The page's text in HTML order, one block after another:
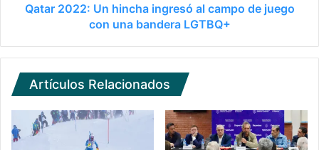
Qatar 2022: Un hincha ingresó al campo de juego
con una bandera LGTBQ+
Artículos Relacionados